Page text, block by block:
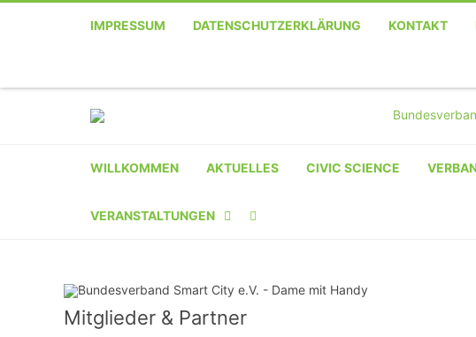
IMPRESSUM DATENSCHUTZERKLÄRUNG KONTAKT
WILLKOMMEN AKTUELLES CIVIC SCIENCE
VERANSTALTUNGEN
VERANSTALTER-
REGISTRIERUNG
Mitglieder & Partner